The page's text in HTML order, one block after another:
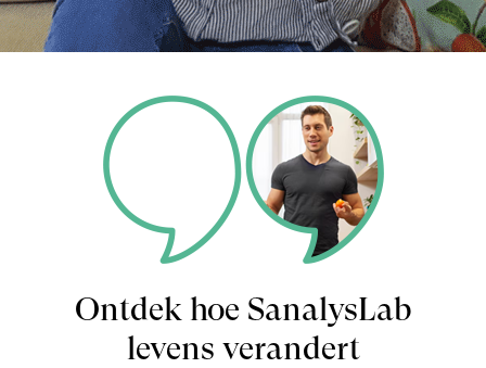
Ontdek hoe SanalysLab
levens verandert